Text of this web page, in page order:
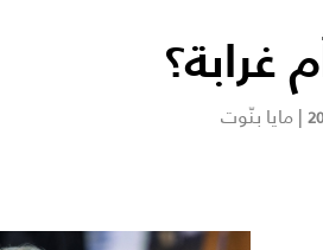
غرابة؟
| مايا بنّوت